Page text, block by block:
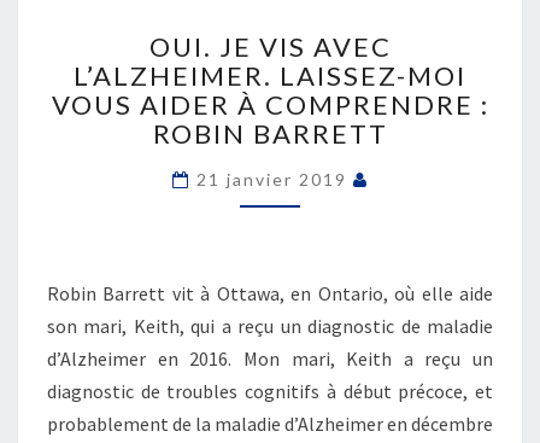
VIS
AVEC
L’ALZHEIMER.
LAISSEZ-
VOUS
:
ROBIN
BARRETT
OUI. JE VIS AVEC
L’ALZHEIMER. LAISSEZ-MOI
VOUS AIDER À COMPRENDRE :
ROBIN BARRETT
21 janvier 2019
Robin Barrett vit à Ottawa, en Ontario, où elle aide
son mari, Keith, qui a reçu un diagnostic de maladie
d’Alzheimer en 2016. Mon mari, Keith a reçu un
diagnostic de troubles cognitifs à début précoce, et
probablement de la maladie d’Alzheimer en décembre